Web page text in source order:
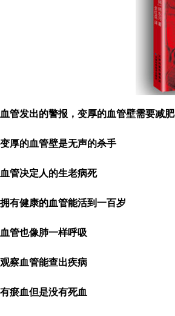
血管发出的警报，变厚的血管壁需要减肥
变厚的血管壁是无声的杀手
血管决定人的生老病死
拥有健康的血管能活到一百岁
血管也像肺一样呼吸
观察血管能查出疾病
有瘀血但是没有死血